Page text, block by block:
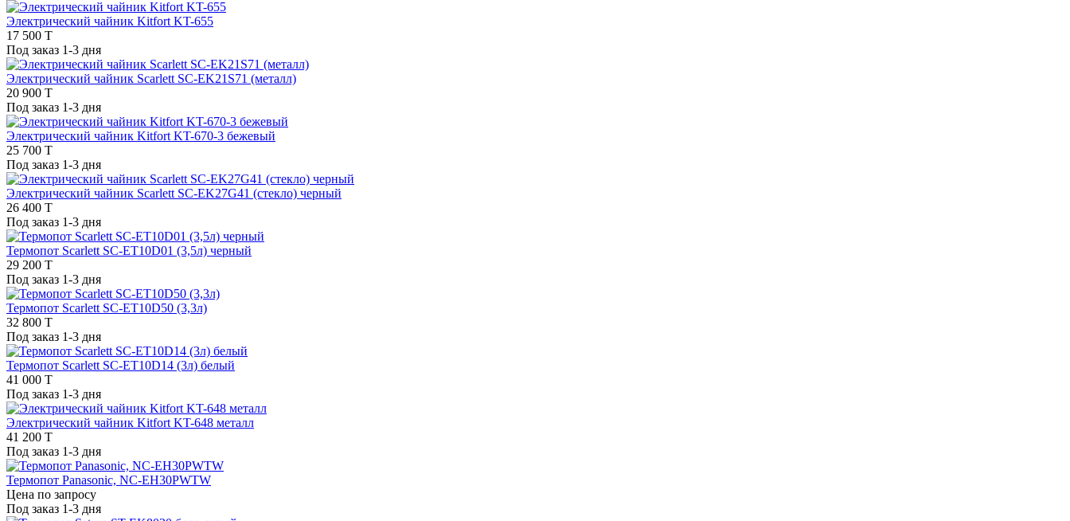
Электрический чайник Kitfort KT-655
17 500 T
Под заказ 1-3 дня
Электрический чайник Scarlett SC-EK21S71 (металл)
20 900 T
Под заказ 1-3 дня
Электрический чайник Kitfort KT-670-3 бежевый
25 700 T
Под заказ 1-3 дня
Электрический чайник Scarlett SC-EK27G41 (стекло) черный
26 400 T
Под заказ 1-3 дня
Термопот Scarlett SC-ET10D01 (3,5л) черный
29 200 T
Под заказ 1-3 дня
Термопот Scarlett SC-ET10D50 (3,3л)
32 800 T
Под заказ 1-3 дня
Термопот Scarlett SC-ET10D14 (3л) белый
41 000 T
Под заказ 1-3 дня
Электрический чайник Kitfort KT-648 металл
41 200 T
Под заказ 1-3 дня
Термопот Panasonic, NC-EH30PWTW
Цена по запросу
Под заказ 1-3 дня